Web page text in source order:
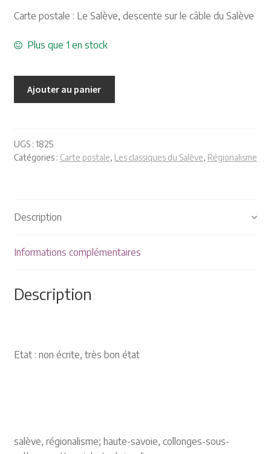
Rendez-nous visite
Carte postale : Le Salève, descente sur le câble du Salève
Plus que 1 en stock
Ajouter au panier
UGS : 1825
Catégories : Carte postale, Les classiques du Salève, Régionalisme
Description
Informations complémentaires
Description
Etat : non écrite, très bon état
salève, régionalisme; haute-savoie, collonges-sous-